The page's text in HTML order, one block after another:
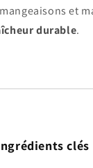
et
durable.
clés